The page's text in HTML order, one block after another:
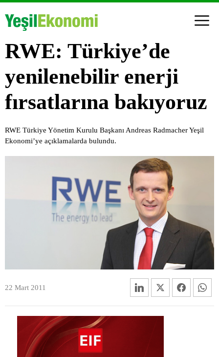
RWE: Türkiye’de
yenilenebilir enerji
fırsatlarına bakıyoruz
RWE Türkiye Yönetim Kurulu Başkanı Andreas Radmacher Yeşil
Ekonomi’ye açıklamalarda bulundu.
22 Mart 2011